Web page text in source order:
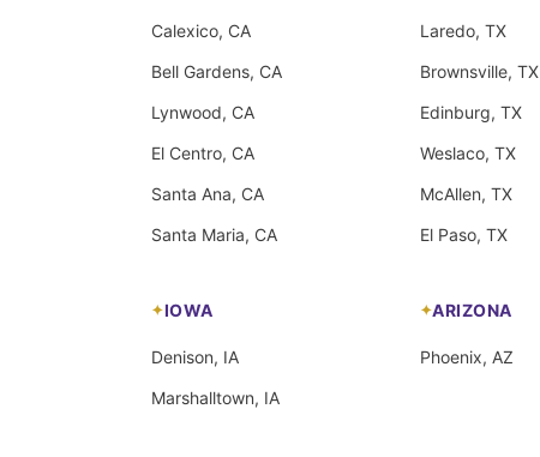
Calexico, CA
Bell Gardens, CA
Lynwood, CA
El Centro, CA
Santa Ana, CA
Santa Maria, CA
Laredo, TX
Brownsville, TX
Edinburg, TX
Weslaco, TX
McAllen, TX
El Paso, TX
IOWA
Denison, IA
Marshalltown, IA
ARIZONA
Phoenix, AZ